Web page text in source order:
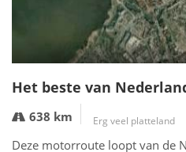
Het beste van
638 km Erg veel platteland
Deze motorroute loopt van de